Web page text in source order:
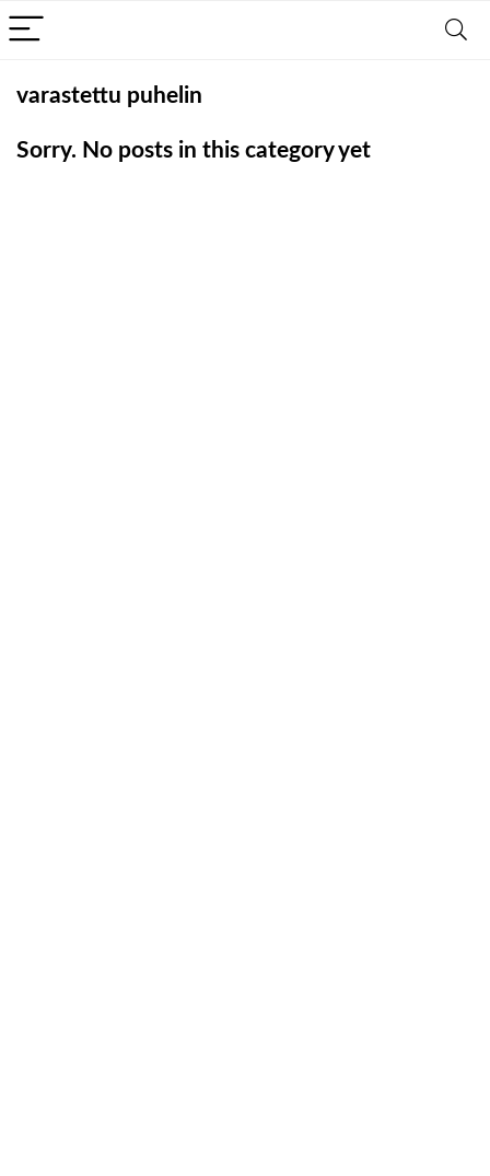
varastettu puhelin
Sorry. No posts in this category yet